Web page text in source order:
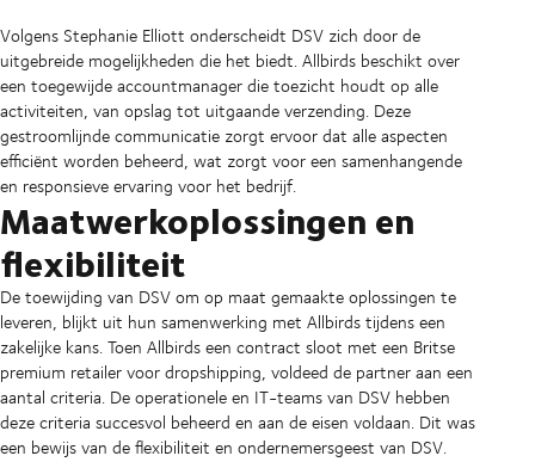
Volgens Stephanie Elliott onderscheidt DSV zich door de
uitgebreide mogelijkheden die het biedt. Allbirds beschikt over
een toegewijde accountmanager die toezicht houdt op alle
activiteiten, van opslag tot uitgaande verzending. Deze
gestroomlijnde communicatie zorgt ervoor dat alle aspecten
efficiënt worden beheerd, wat zorgt voor een samenhangende
en responsieve ervaring voor het bedrijf.
Maatwerkoplossingen en
flexibiliteit
De toewijding van DSV om op maat gemaakte oplossingen te
leveren, blijkt uit hun samenwerking met Allbirds tijdens een
zakelijke kans. Toen Allbirds een contract sloot met een Britse
premium retailer voor dropshipping, voldeed de partner aan een
aantal criteria. De operationele en IT-teams van DSV hebben
deze criteria succesvol beheerd en aan de eisen voldaan. Dit was
een bewijs van de flexibiliteit en ondernemersgeest van DSV.